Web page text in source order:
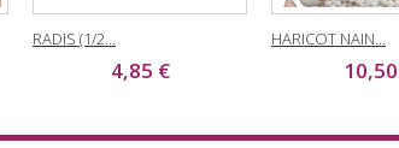
RADIS (1/2...
4,85 €
HARICOT NAIN...